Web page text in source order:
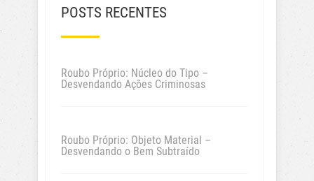
POSTS RECENTES
Roubo Próprio: Núcleo do Tipo –
Desvendando Ações Criminosas
Roubo Próprio: Objeto Material –
Desvendando o Bem Subtraído